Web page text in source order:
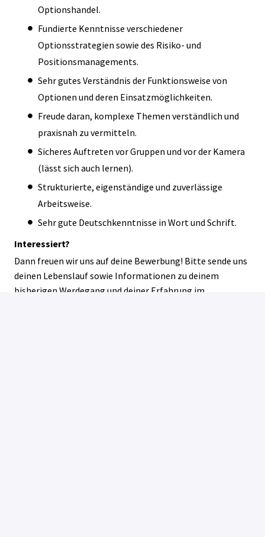
Optionshandel.
Fundierte Kenntnisse verschiedener
Optionsstrategien sowie des Risiko- und
Positionsmanagements.
Sehr gutes Verständnis der Funktionsweise von
Optionen und deren Einsatzmöglichkeiten.
Freude daran, komplexe Themen verständlich und
praxisnah zu vermitteln.
Sicheres Auftreten vor Gruppen und vor der Kamera
(lässt sich auch lernen).
Strukturierte, eigenständige und zuverlässige
Arbeitsweise.
Sehr gute Deutschkenntnisse in Wort und Schrift.
Interessiert?
Dann freuen wir uns auf deine Bewerbung! Bitte sende uns
deinen Lebenslauf sowie Informationen zu deinem
bisherigen Werdegang und deiner Erfahrung im